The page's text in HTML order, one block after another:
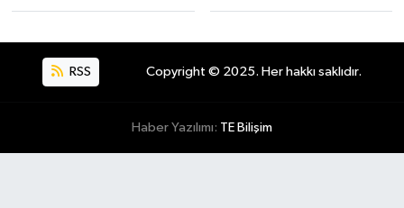
RSS Copyright © 2025. Her hakkı saklıdır.
Haber Yazılımı: TE Bilişim